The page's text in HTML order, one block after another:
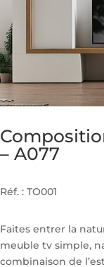
– A077
Réf. : TO001
Faites entrer la
meuble tv simple,
combinaison de